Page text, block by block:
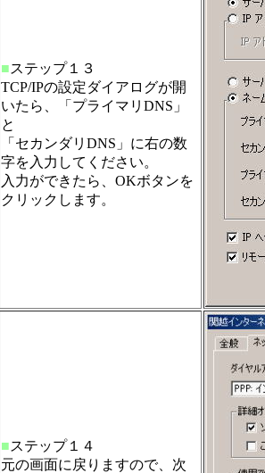
■ステップ１３
TCP/IPの設定ダイアログが開
いたら、「プライマリDNS」
と
「セカンダリDNS」に右の数
字を入力してください。
入力ができたら、OKボタンを
クリックします。
■ステップ１４
元の画面に戻りますので、次